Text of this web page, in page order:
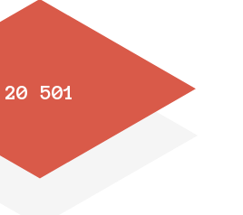
20 501